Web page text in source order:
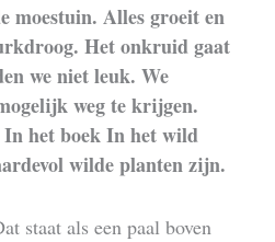
moestuin. Alles groeit en
Het onkruid gaat
we niet leuk. We
weg te krijgen.
het boek In het wild
wilde planten zijn.
staat als een paal boven